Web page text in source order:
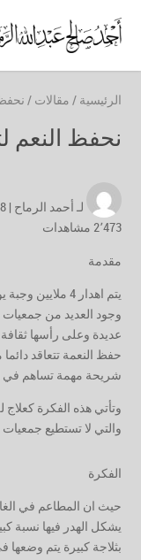
الرئيسية / مقالات /
نحفظ النعم
لـ أحمد الرماح
2٬473 مشاهدات
مقدمة
يتم اهدار 4 ملايين وجبة يوميا في المملكة العربية السعودية
وجود العديد من
عديدة وعلى رأسها
حفظ النعمة تتعاقد
شريحة مهمة تساهم في
وتأتي هذه الفكرة كعلاج
والتي لا تستطيع
الفكرة
حيث ان المطاعم في
يشكل الهدر فيها نسبة
بثلاجة كبيرة يتم